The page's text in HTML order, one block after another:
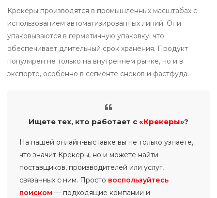
Крекеры производятся в промышленных масштабах с
использованием автоматизированных линий. Они
упаковываются в герметичную упаковку, что
обеспечивает длительный срок хранения. Продукт
популярен не только на внутреннем рынке, но и в
экспорте, особенно в сегменте снеков и фастфуда.
Ищете тех, кто работает с «Крекеры»?
На нашей онлайн-выставке вы не только узнаете,
что значит Крекеры, но и можете найти
поставщиков, производителей или услуг,
связанных с ним. Просто воспользуйтесь
поиском — подходящие компании и